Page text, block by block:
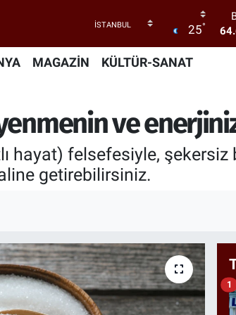
25°
MAGAZİN KÜLTÜR-SANAT
ve
hayat) felsefesiyle, şekersiz
getirebilirsiniz.
1